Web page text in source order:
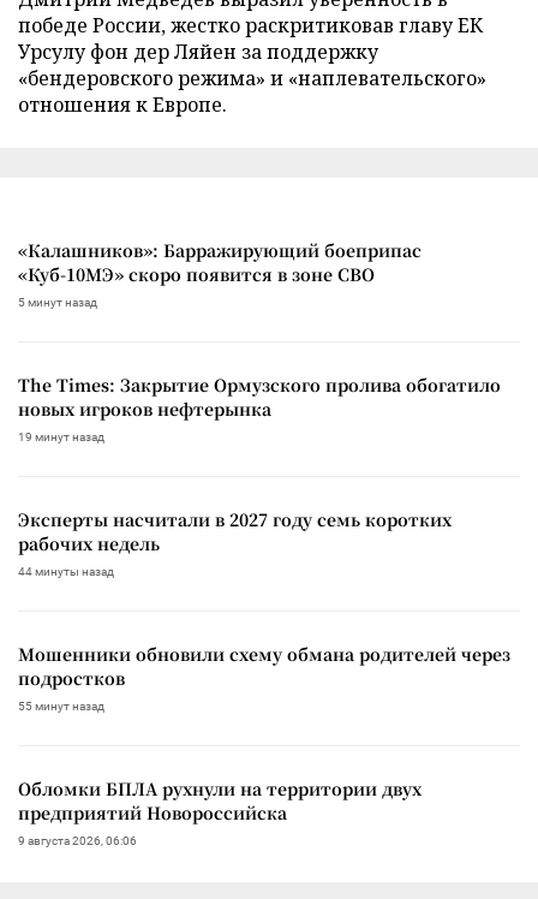
победе России, жестко раскритиковав главу ЕК
Урсулу фон дер Ляйен за поддержку
«бендеровского режима» и «наплевательского»
отношения к Европе.
«Калашников»: Барражирующий боеприпас
«Куб-10МЭ» скоро появится в зоне СВО
5 минут назад
The Times: Закрытие Ормузского пролива обогатило
новых игроков нефтерынка
19 минут назад
Эксперты насчитали в 2027 году семь коротких
рабочих недель
44 минуты назад
Мошенники обновили схему обмана родителей через
подростков
55 минут назад
Обломки БПЛА рухнули на территории двух
предприятий Новороссийска
9 августа 2026, 06:06